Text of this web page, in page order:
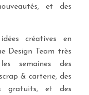
et des
créatives en
Design Team très
semaines des
& carterie, des
gratuits, et des